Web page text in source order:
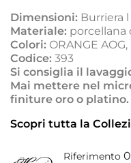
Dimensioni: Burriera l
Materiale: porcellana
Colori: ORANGE
Codice: 393
Si consiglia il
Mai mettere nel
finiture oro o platino.
Scopri tutta la
Riferimento